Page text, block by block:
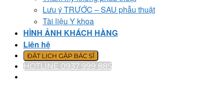
Lưu ý TRƯỚC – SAU phẫu thuật
Tài liệu Y khoa
HÌNH ẢNH KHÁCH HÀNG
Liên hệ
ĐẶT LỊCH GẶP BÁC SĨ
HOTLINE 0937 999 885